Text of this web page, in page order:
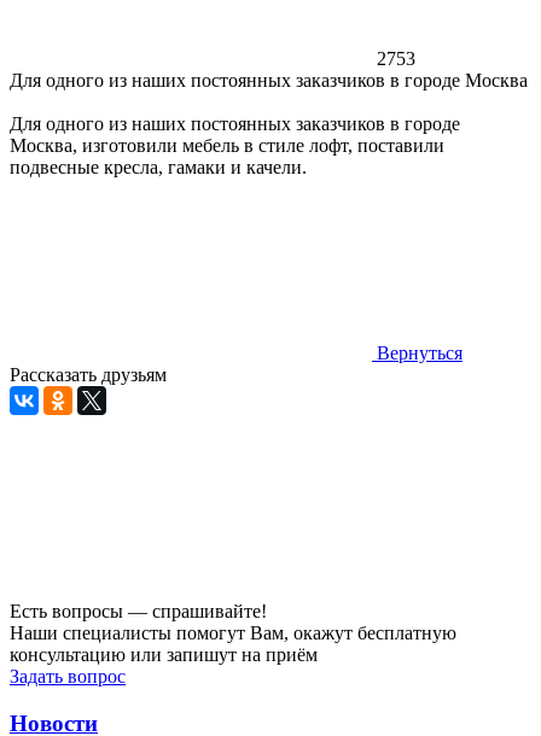
2753
Для одного из наших постоянных заказчиков в городе Москва
Для одного из наших постоянных заказчиков в городе
Москва, изготовили мебель в стиле лофт, поставили
подвесные кресла, гамаки и качели.
Вернуться
Рассказать друзьям
Есть вопросы — спрашивайте!
Наши специалисты помогут Вам, окажут бесплатную
консультацию или запишут на приём
Задать вопрос
Новости